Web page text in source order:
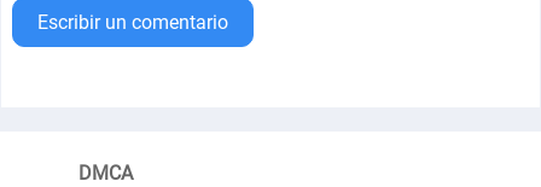
Escribir un comentario
DMCA